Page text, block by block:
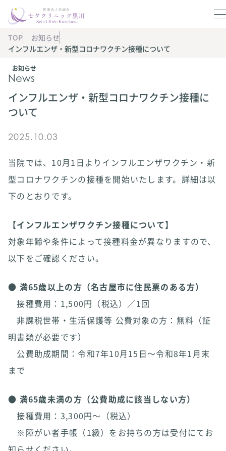
お知らせ
News
TOP
お知らせ
インフルエンザ・新型コロナワクチン接種について
インフルエンザ・新型コロナワクチン接種に
ついて
2025.10.03
当院では、10月1日よりインフルエンザワクチン・新
型コロナワクチンの接種を開始いたします。詳細は以
下のとおりです。
【インフルエンザワクチン接種について】
対象年齢や条件によって接種料金が異なりますので、
以下をご確認ください。
● 満65歳以上の方（名古屋市に住民票のある方）
接種費用：1,500円（税込）／1回
非課税世帯・生活保護等 公費対象の方：無料（証
明書類が必要です）
公費助成期間：令和7年10月15日～令和8年1月末
まで
● 満65歳未満の方（公費助成に該当しない方）
接種費用：3,300円～（税込）
※障がい者手帳（1級）をお持ちの方は受付にてお